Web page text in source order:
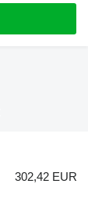
302,42 EUR